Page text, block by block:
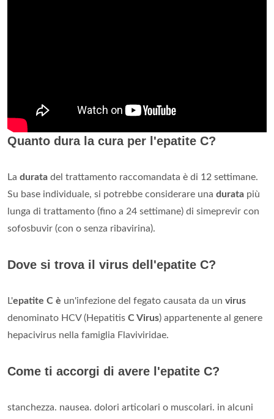
Quanto dura la cura per l'epatite C?
La durata del trattamento raccomandata è di 12 settimane.
Su base individuale, si potrebbe considerare una durata più
lunga di trattamento (fino a 24 settimane) di simeprevir con
sofosbuvir (con o senza ribavirina).
Dove si trova il virus dell'epatite C?
L'epatite C è un'infezione del fegato causata da un virus
denominato HCV (Hepatitis C Virus) appartenente al genere
hepacivirus nella famiglia Flaviviridae.
Come ti accorgi di avere l'epatite C?
stanchezza. nausea. dolori articolari o muscolari. in alcuni